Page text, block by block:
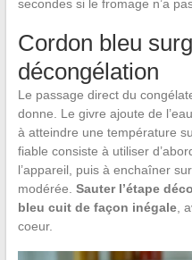
secondes si le fromage n’a
Cordon bleu
décongélation
Le passage direct du
donne. Le givre ajoute de
à atteindre une température
fiable consiste à utiliser
l’appareil, puis à enchaîner
modérée. Sauter l’étape
bleu cuit de façon inégale,
coeur.